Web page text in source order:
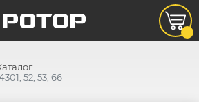
52, 53, 66